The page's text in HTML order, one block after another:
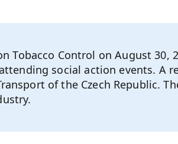
Tobacco Control on August 30,
social action events. A
of the Czech Republic.